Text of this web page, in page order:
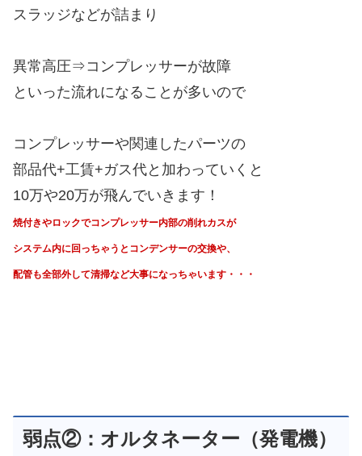
スラッジなどが詰まり
異常高圧⇒コンプレッサーが故障
といった流れになることが多いので
コンプレッサーや関連したパーツの
部品代+工賃+ガス代と加わっていくと
10万や20万が飛んでいきます！
焼付きやロックでコンプレッサー内部の削れカスが
システム内に回っちゃうと コンデンサーの交換や、
配管も全部外して清掃など大事になっちゃいます・・・
弱点②：オルタネーター（発電機）